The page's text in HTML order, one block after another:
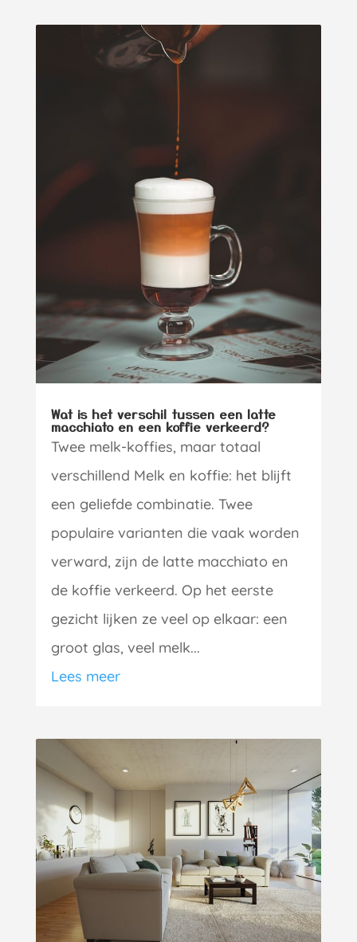
Wat is het verschil tussen een latte
macchiato en een koffie verkeerd?
Twee melk-koffies, maar totaal
verschillend Melk en koffie: het blijft
een geliefde combinatie. Twee
populaire varianten die vaak worden
verward, zijn de latte macchiato en
de koffie verkeerd. Op het eerste
gezicht lijken ze veel op elkaar: een
groot glas, veel melk...
Lees meer